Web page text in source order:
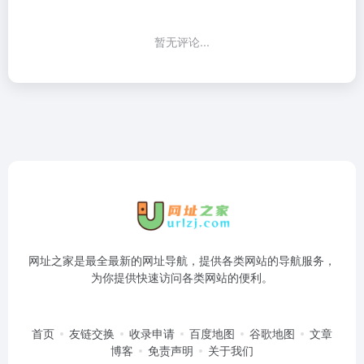
暂无评论...
网址之家是最全最新的网址导航，提供各类网站的导航服务，
为你提供快速访问各类网站的便利。
首页 友链交换 收录申请 百度地图 谷歌地图
文章
博客
免责声明 关于我们